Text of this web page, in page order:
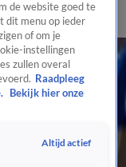
PanelVideo's
werd achtergelaten
verfilmen zou het
de website goed te
dit menu op ieder
of om je
instellingen
zullen overal
Raadpleeg
Bekijk hier onze
Altijd actief